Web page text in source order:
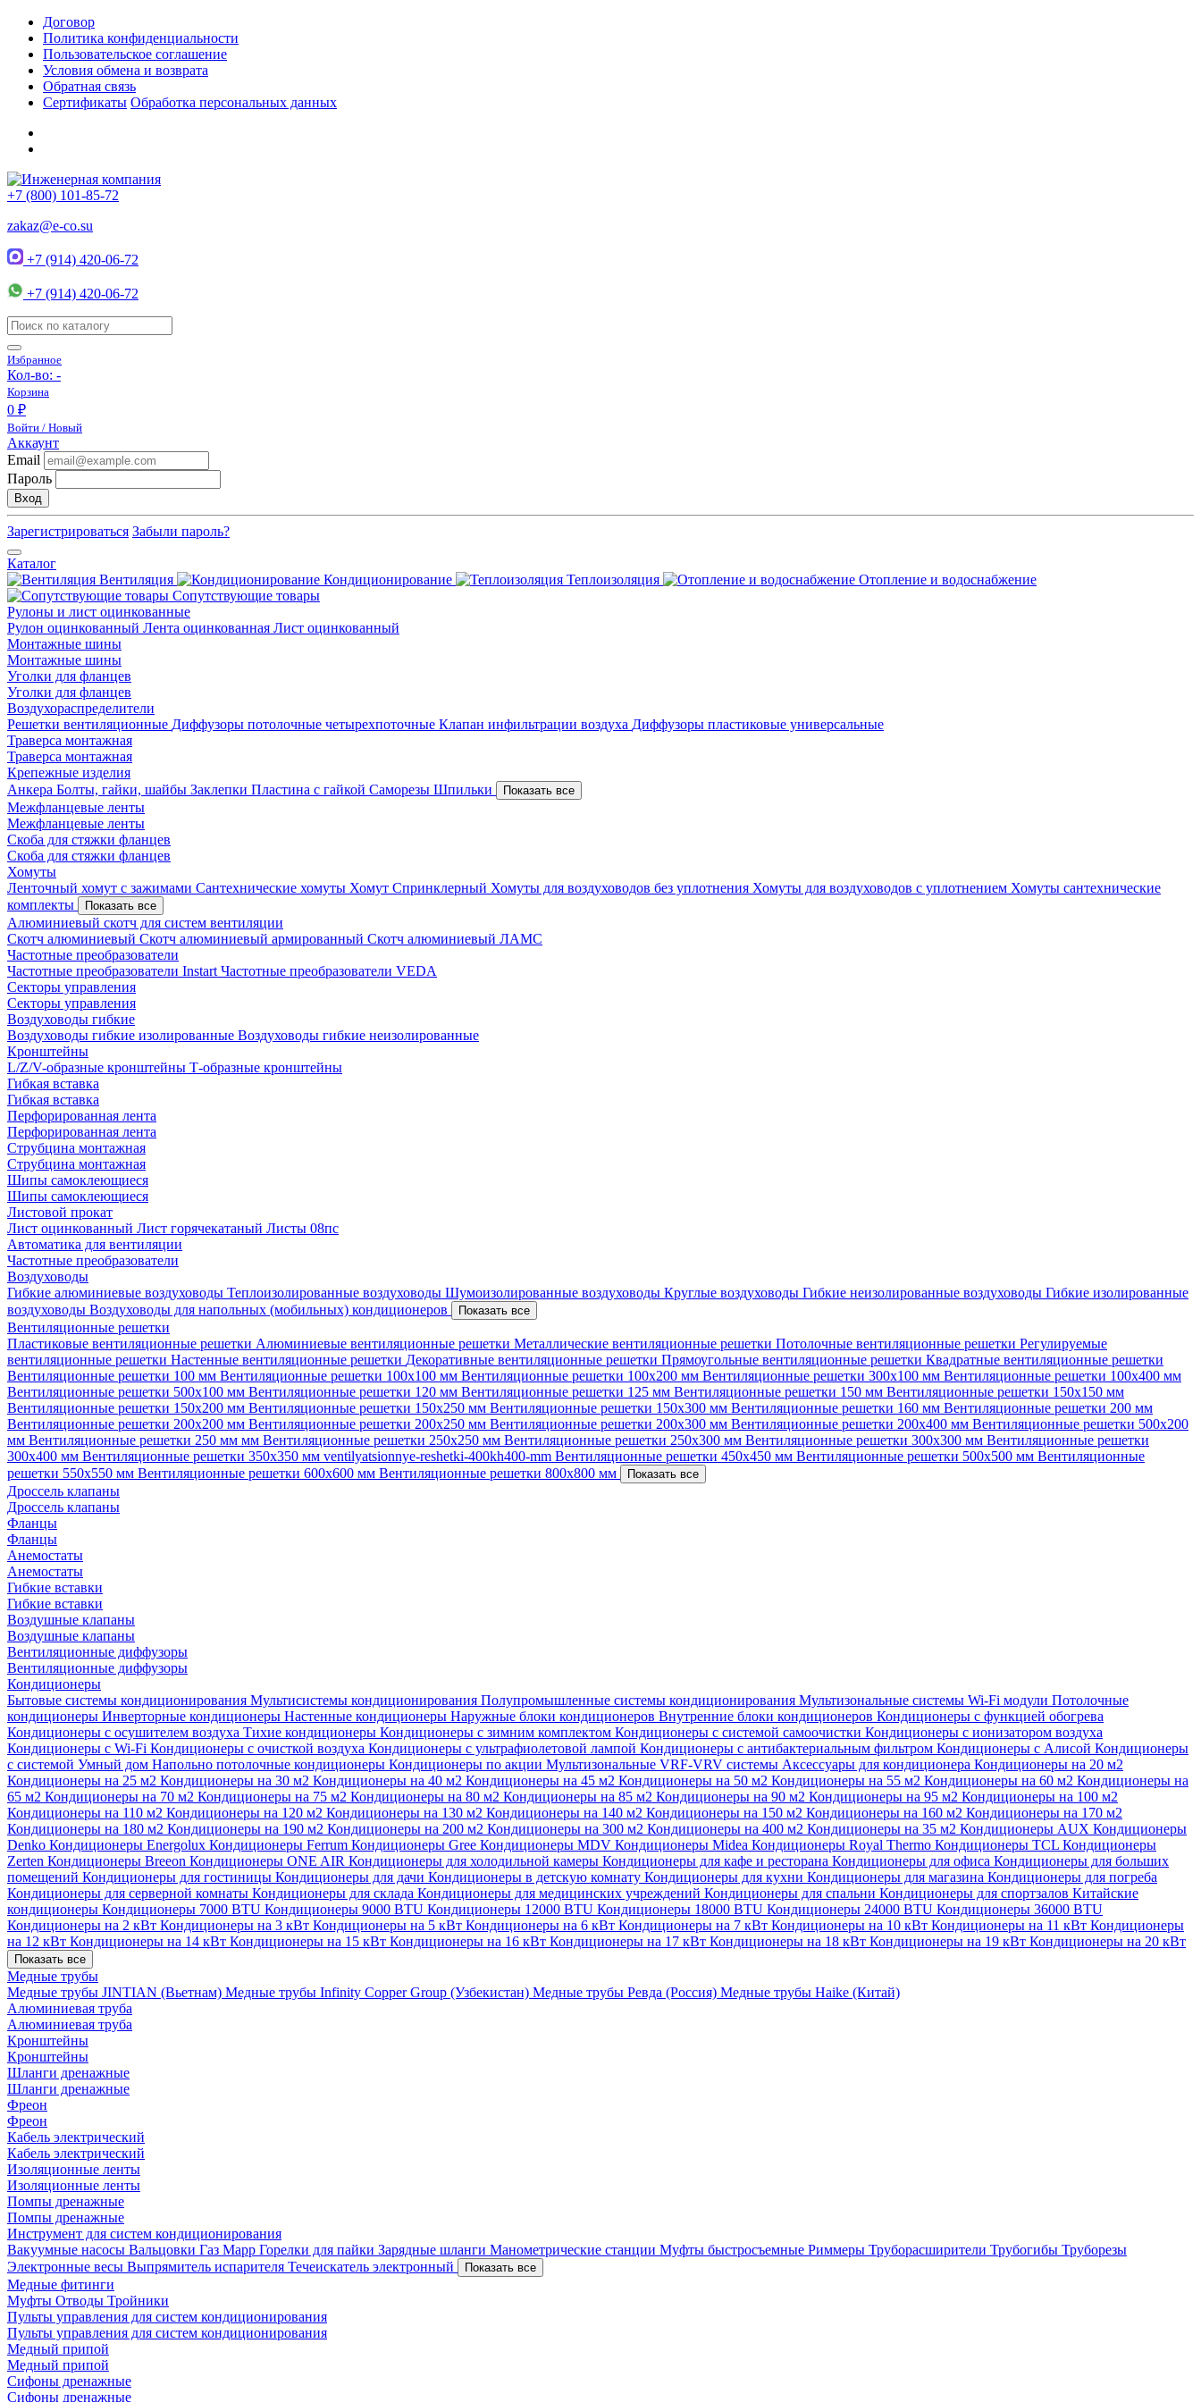
Договор
Политика конфиденциальности
Пользовательское соглашение
Условия обмена и возврата
Обратная связь
Сертификаты Обработка персональных данных
+7 (800) 101-85-72
zakaz@e-co.su
+7 (914) 420-06-72
+7 (914) 420-06-72
Избранное
Кол-во: -
Корзина
0 ₽
Войти / Новый
Аккаунт
Email
Пароль
Вход
Зарегистрироваться Забыли пароль?
Каталог
Вентиляция
Кондиционирование Теплоизоляция
Отопление и водоснабжение
Сопутствующие товары
Рулоны и лист оцинкованные
Рулон оцинкованный Лента оцинкованная Лист оцинкованный
Монтажные шины
Монтажные шины
Уголки для фланцев
Уголки для фланцев
Воздухораспределители
Решетки вентиляционные Диффузоры потолочные четырехпоточные Клапан инфильтрации воздуха Диффузоры пластиковые универсальные
Траверса монтажная
Траверса монтажная
Крепежные изделия
Анкера Болты, гайки, шайбы Заклепки Пластина с гайкой Саморезы Шпильки Показать все
Межфланцевые ленты
Межфланцевые ленты
Скоба для стяжки фланцев
Скоба для стяжки фланцев
Хомуты
Ленточный хомут с зажимами Сантехнические хомуты Хомут Спринклерный Хомуты для воздуховодов без уплотнения Хомуты для воздуховодов с уплотнением Хомуты сантехнические
комплекты
Показать все
Алюминиевый скотч для систем вентиляции
Скотч алюминиевый Скотч алюминиевый армированный Скотч алюминиевый ЛАМС
Частотные преобразователи
Частотные преобразователи Instart Частотные преобразователи VEDA
Секторы управления
Секторы управления
Воздуховоды гибкие
Воздуховоды гибкие изолированные Воздуховоды гибкие неизолированные
Кронштейны
L/Z/V-образные кронштейны Т-образные кронштейны
Гибкая вставка
Гибкая вставка
Перфорированная лента
Перфорированная лента
Струбцина монтажная
Струбцина монтажная
Шипы самоклеющиеся
Шипы самоклеющиеся
Листовой прокат
Лист оцинкованный Лист горячекатаный Листы 08пс
Автоматика для вентиляции
Частотные преобразователи
Воздуховоды
Гибкие алюминиевые воздуховоды Теплоизолированные воздуховоды Шумоизолированные воздуховоды Круглые воздуховоды Гибкие неизолированные воздуховоды Гибкие изолированные
воздуховоды Воздуховоды для напольных (мобильных) кондиционеров Показать все
Вентиляционные решетки
Пластиковые вентиляционные решетки Алюминиевые вентиляционные решетки Металлические вентиляционные решетки Потолочные вентиляционные решетки Регулируемые
вентиляционные решетки Настенные вентиляционные решетки Декоративные вентиляционные решетки Прямоугольные вентиляционные решетки Квадратные вентиляционные решетки
Вентиляционные решетки 100 мм Вентиляционные решетки 100х100 мм Вентиляционные решетки 100х200 мм Вентиляционные решетки 300х100 мм Вентиляционные решетки 100х400 мм
Вентиляционные решетки 500х100 мм Вентиляционные решетки 120 мм Вентиляционные решетки 125 мм Вентиляционные решетки 150 мм Вентиляционные решетки 150х150 мм
Вентиляционные решетки 150х200 мм Вентиляционные решетки 150х250 мм Вентиляционные решетки 150х300 мм Вентиляционные решетки 160 мм Вентиляционные решетки 200 мм
Вентиляционные решетки 200х200 мм Вентиляционные решетки 200х250 мм Вентиляционные решетки 200х300 мм Вентиляционные решетки 200х400 мм Вентиляционные решетки 500х200
мм Вентиляционные решетки 250 мм мм Вентиляционные решетки 250х250 мм Вентиляционные решетки 250х300 мм Вентиляционные решетки 300х300 мм Вентиляционные решетки
300х400 мм Вентиляционные решетки 350х350 мм ventilyatsionnye-reshetki-400kh400-mm Вентиляционные решетки 450х450 мм Вентиляционные решетки 500х500 мм Вентиляционные
решетки 550х550 мм Вентиляционные решетки 600х600 мм Вентиляционные решетки 800х800 мм Показать все
Дроссель клапаны
Дроссель клапаны
Фланцы
Фланцы
Анемостаты
Анемостаты
Гибкие вставки
Гибкие вставки
Воздушные клапаны
Воздушные клапаны
Вентиляционные диффузоры
Вентиляционные диффузоры
Кондиционеры
Бытовые системы кондиционирования Мультисистемы кондиционирования Полупромышленные системы кондиционирования Мультизональные системы Wi-Fi модули Потолочные
кондиционеры Инверторные кондиционеры Настенные кондиционеры Наружные блоки кондиционеров Внутренние блоки кондиционеров Кондиционеры с функцией обогрева
Кондиционеры с осушителем воздуха Тихие кондиционеры Кондиционеры с зимним комплектом Кондиционеры с системой самоочистки Кондиционеры с ионизатором воздуха
Кондиционеры с Wi-Fi Кондиционеры с очисткой воздуха Кондиционеры с ультрафиолетовой лампой Кондиционеры с антибактериальным фильтром Кондиционеры с Алисой Кондиционеры
с системой Умный дом Напольно потолочные кондиционеры Кондиционеры по акции Мультизональные VRF-VRV системы Аксессуары для кондиционера Кондиционеры на 20 м2
Кондиционеры на 25 м2 Кондиционеры на 30 м2 Кондиционеры на 40 м2 Кондиционеры на 45 м2 Кондиционеры на 50 м2 Кондиционеры на 55 м2 Кондиционеры на 60 м2 Кондиционеры на
65 м2 Кондиционеры на 70 м2 Кондиционеры на 75 м2 Кондиционеры на 80 м2 Кондиционеры на 85 м2 Кондиционеры на 90 м2 Кондиционеры на 95 м2 Кондиционеры на 100 м2
Кондиционеры на 110 м2 Кондиционеры на 120 м2 Кондиционеры на 130 м2 Кондиционеры на 140 м2 Кондиционеры на 150 м2 Кондиционеры на 160 м2 Кондиционеры на 170 м2
Кондиционеры на 180 м2 Кондиционеры на 190 м2 Кондиционеры на 200 м2 Кондиционеры на 300 м2 Кондиционеры на 400 м2 Кондиционеры на 35 м2 Кондиционеры AUX Кондиционеры
Denko Кондиционеры Energolux Кондиционеры Ferrum Кондиционеры Gree Кондиционеры MDV Кондиционеры Midea Кондиционеры Royal Thermo Кондиционеры TCL Кондиционеры
Zerten Кондиционеры Breeon Кондиционеры ONE AIR Кондиционеры для холодильной камеры Кондиционеры для кафе и ресторана Кондиционеры для офиса Кондиционеры для больших
помещений Кондиционеры для гостиницы Кондиционеры для дачи Кондиционеры в детскую комнату Кондиционеры для кухни Кондиционеры для магазина Кондиционеры для погреба
Кондиционеры для серверной комнаты Кондиционеры для склада Кондиционеры для медицинских учреждений Кондиционеры для спальни Кондиционеры для спортзалов Китайские
кондиционеры Кондиционеры 7000 BTU Кондиционеры 9000 BTU Кондиционеры 12000 BTU Кондиционеры 18000 BTU Кондиционеры 24000 BTU Кондиционеры 36000 BTU
Кондиционеры на 2 кВт Кондиционеры на 3 кВт Кондиционеры на 5 кВт Кондиционеры на 6 кВт Кондиционеры на 7 кВт Кондиционеры на 10 кВт Кондиционеры на 11 кВт Кондиционеры
на 12 кВт Кондиционеры на 14 кВт Кондиционеры на 15 кВт Кондиционеры на 16 кВт Кондиционеры на 17 кВт Кондиционеры на 18 кВт Кондиционеры на 19 кВт Кондиционеры на 20 кВт
Показать все
Медные трубы
Медные трубы JINTIAN (Вьетнам) Медные трубы Infinity Copper Group (Узбекистан) Медные трубы Ревда (Россия) Медные трубы Haike (Китай)
Алюминиевая труба
Алюминиевая труба
Кронштейны
Кронштейны
Шланги дренажные
Шланги дренажные
Фреон
Фреон
Кабель электрический
Кабель электрический
Изоляционные ленты
Изоляционные ленты
Помпы дренажные
Помпы дренажные
Инструмент для систем кондиционирования
Вакуумные насосы Вальцовки Газ Mapp Горелки для пайки Зарядные шланги Манометрические станции Муфты быстросъемные Риммеры Труборасширители Трубогибы Труборезы
Электронные весы Выпрямитель испарителя Течеискатель электронный Показать все
Медные фитинги
Муфты Отводы Тройники
Пульты управления для систем кондиционирования
Пульты управления для систем кондиционирования
Медный припой
Медный припой
Сифоны дренажные
Сифоны дренажные